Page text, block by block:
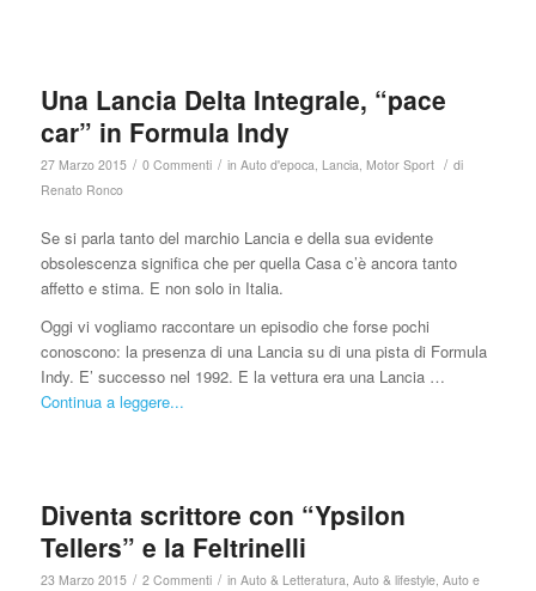
Una Lancia Delta Integrale, “pace
car” in Formula Indy
27 Marzo 2015 / 0 Commenti / in Auto d'epoca, Lancia, Motor Sport / di
Renato Ronco
Se si parla tanto del marchio Lancia e della sua evidente
obsolescenza significa che per quella Casa c’è ancora tanto
affetto e stima. E non solo in Italia.
Oggi vi vogliamo raccontare un episodio che forse pochi
conoscono: la presenza di una Lancia su di una pista di Formula
Indy. E’ successo nel 1992. E la vettura era una Lancia …
Continua a leggere...
Diventa scrittore con “Ypsilon
Tellers” e la Feltrinelli
23 Marzo 2015 / 2 Commenti / in Auto & Letteratura, Auto & lifestyle, Auto e